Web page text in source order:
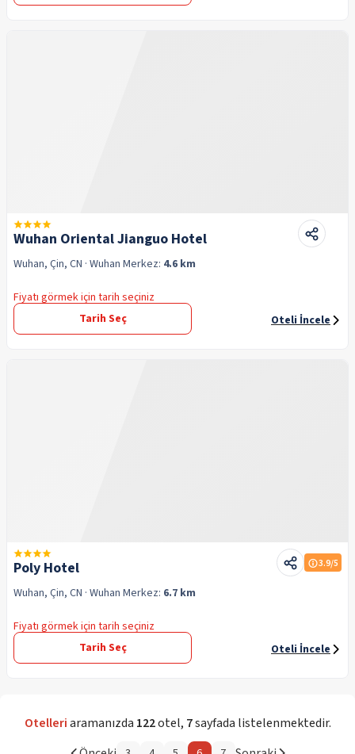
Wuhan Oriental Jianguo Hotel
Wuhan, Çin, CN · Wuhan Merkez: 4.6 km
Fiyatı görmek için tarih seçiniz
Tarih Seç
Oteli İncele
Poly Hotel 3.9/5
Wuhan, Çin, CN · Wuhan Merkez: 6.7 km
Fiyatı görmek için tarih seçiniz
Tarih Seç
Oteli İncele
Otelleriaramanızda 122otel, 7sayfada listelenmektedir.